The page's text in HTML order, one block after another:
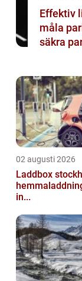
Effektiv
måla
säkra
02 augusti 2026
Laddbox stockholm
in...